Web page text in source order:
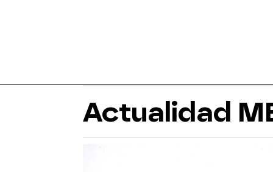
Actualidad